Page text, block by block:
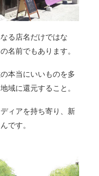
る店名だけではな
名前でもあります。
本当にいいものを多
域に還元すること。
ィアを持ち寄り、新
です。